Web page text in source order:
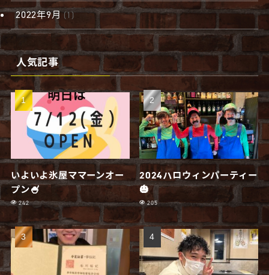
2022年9月(1)
人気記事
いよいよ氷屋ママーンオー
プン🍧
242
2024ハロウィンパーティー
🎃
205